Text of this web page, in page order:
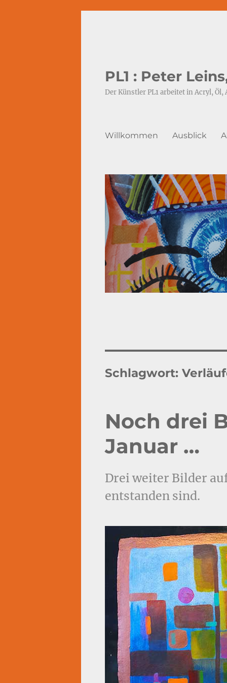
PL1 : Peter
Der Künstler PL1 arbeitet in Acryl, Öl,
Willkommen Ausblick
Schlagwort:
Noch drei
Januar …
Drei weiter Bilder
entstanden sind.